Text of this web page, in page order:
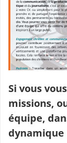
Si vous
missions,
équipe,